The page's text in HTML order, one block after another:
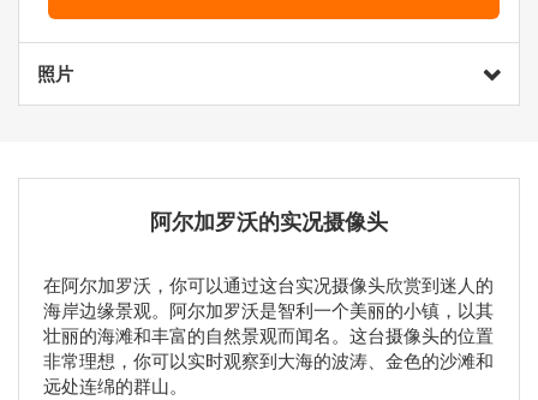
照片
阿尔加罗沃的实况摄像头
在阿尔加罗沃，你可以通过这台实况摄像头欣赏到迷人的
海岸边缘景观。阿尔加罗沃是智利一个美丽的小镇，以其
壮丽的海滩和丰富的自然景观而闻名。这台摄像头的位置
非常理想，你可以实时观察到大海的波涛、金色的沙滩和
远处连绵的群山。